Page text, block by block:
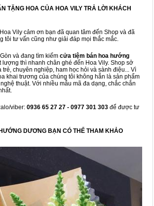
TẶNG HOA CỦA HOA VILY TRẢ LỜI KHÁCH
Vily cảm ơn bạn đã quan tâm đến Shop và đã
tôi tư vấn cũng như giải đáp mọi thắc mắc.
và đang tìm kiếm cửa tiệm bán hoa hướng
lượng thì nhanh chân ghé đến Hoa Vily. Shop sở
trẻ, chuyên nghiệp, ham học hỏi và sành điệu... Vì
khai trương của chúng tôi không hẳn là sản phẩm
thuật. Với nhiều mẫu mã đa dạng, chắc chắn
viber: 0936 65 27 27 - 0977 301 303 để được tư
DƯƠNG BẠN CÓ THỂ THAM KHẢO